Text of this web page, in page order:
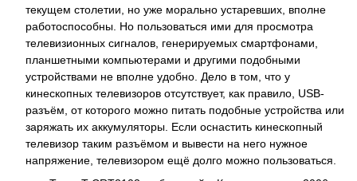
текущем столетии, но уже морально устаревших, вполне
работоспособны. Но пользоваться ими для просмотра
телевизионных сигналов, генерируемых смартфонами,
планшетными компьютерами и другими подобными
устройствами не вполне удобно. Дело в том, что у
кинескопных телевизоров отсутствует, как правило, USB-
разъём, от которого можно питать подобные устройства или
заряжать их аккумуляторы. Если оснастить кинескопный
телевизор таким разъёмом и вывести на него нужное
напряжение, телевизором ещё долго можно пользоваться.